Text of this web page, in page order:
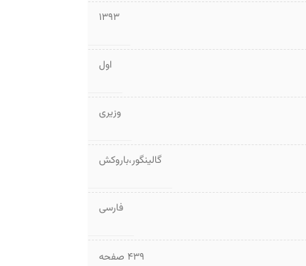
1393
اول
وزیری
گالینگور،باروکش
فارسی
۴۳۹ صفحه